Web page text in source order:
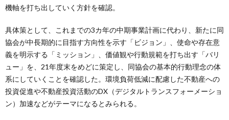
機軸を打ち出していく方針を確認。
具体策として、これまでの3カ年の中期事業計画に代わり、新たに同
協会が中長期的に目指す方向性を示す「ビジョン」、使命や存在意
義を明示する「ミッション」、価値観や行動規範を打ち出す「バリ
ュー」を、21年度末をめどに策定し、同協会の基本的行動理念の体
系にしていくことを確認した。環境負荷低減に配慮した不動産への
投資促進や不動産投資活動のDX（デジタルトランスフォーメーショ
ン）加速などがテーマになるとみられる。